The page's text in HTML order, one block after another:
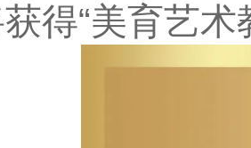
得“美育艺